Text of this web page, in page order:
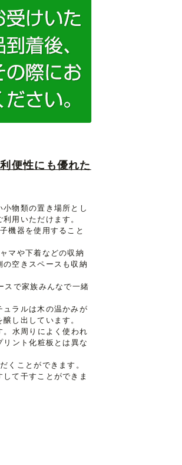
便性にも優れた
物類の置き場所とし
用いただけます。
機器を使用すること
マや下着などの収納
空きスペースも収納
スで家族みんなで一緒
ュラルは木の温かみが
し出しています。
。水周りによく使われ
ント化粧板とは異な
くことができます。
て干すことができま